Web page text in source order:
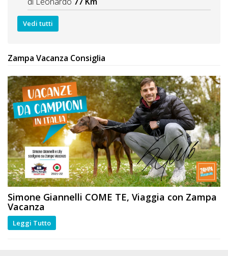
Vedi tutti
Zampa Vacanza Consiglia
Simone Giannelli COME TE, Viaggia con Zampa
Vacanza
Leggi Tutto